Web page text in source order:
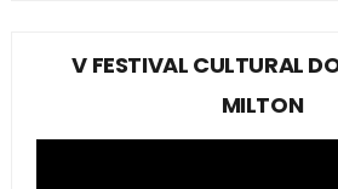
V FESTIVAL CULTURAL
MILTON